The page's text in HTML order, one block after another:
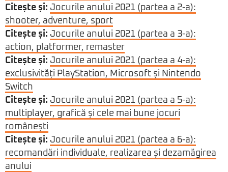
Citește și: Jocurile anului 2021 (partea a 2-a):
shooter, adventure, sport
Citește și: Jocurile anului 2021 (partea a 3-a):
action, platformer, remaster
Citește și: Jocurile anului 2021 (partea a 4-a):
exclusivități PlayStation, Microsoft și Nintendo
Switch
Citește și: Jocurile anului 2021 (partea a 5-a):
multiplayer, grafică și cele mai bune jocuri
românești
Citește și: Jocurile anului 2021 (partea a 6-a):
recomandări individuale, realizarea și dezamăgirea
anului